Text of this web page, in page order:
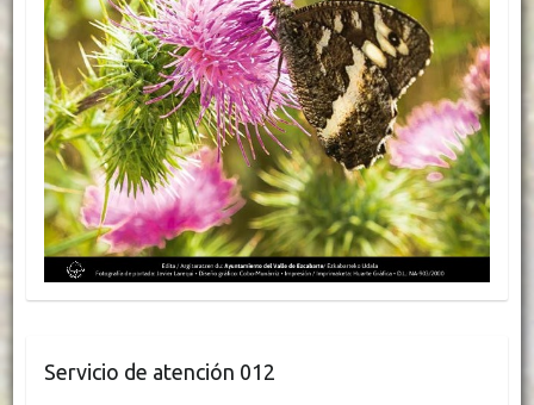
Servicio de atención 012